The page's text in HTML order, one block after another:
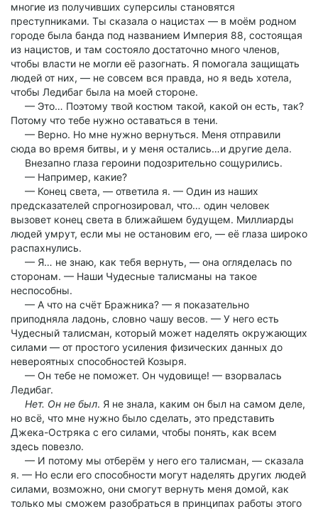
многие из получивших суперсилы становятся
преступниками. Ты сказала о нацистах — в моём родном
городе была банда под названием Империя 88, состоящая
из нацистов, и там состояло достаточно много членов,
чтобы власти не могли её разогнать. Я помогала защищать
людей от них, — не совсем вся правда, но я ведь хотела,
чтобы Ледибаг была на моей стороне.
— Это… Поэтому твой костюм такой, какой он есть, так?
Потому что тебе нужно оставаться в тени.
— Верно. Но мне нужно вернуться. Меня отправили
сюда во время битвы, и у меня остались…и другие дела.
Внезапно глаза героини подозрительно сощурились.
— Например, какие?
— Конец света, — ответила я. — Один из наших
предсказателей спрогнозировал, что… один человек
вызовет конец света в ближайшем будущем. Миллиарды
людей умрут, если мы не остановим его, — её глаза широко
распахнулись.
— Я… не знаю, как тебя вернуть, — она огляделась по
сторонам. — Наши Чудесные талисманы на такое
неспособны.
— А что на счёт Бражника? — я показательно
приподняла ладонь, словно чашу весов. — У него есть
Чудесный талисман, который может наделять окружающих
силами — от простого усиления физических данных до
невероятных способностей Козыря.
— Он тебе не поможет. Он чудовище! — взорвалась
Ледибаг.
Нет. Он не был. Я не знала, каким он был на самом деле,
но всё, что мне нужно было сделать, это представить
Джека-Остряка с его силами, чтобы понять, как всем
здесь повезло.
— И потому мы отберём у него его талисман, — сказала
я. — Но если его способности могут наделять других людей
силами, возможно, они смогут вернуть меня домой, как
только мы сможем разобраться в принципах работы этого